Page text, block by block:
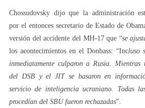
Chossudovsky dijo que la administración
por el entonces secretario de Estado de
versión del accidente del MH-17 que “se
los acontecimientos en el Donbass: “Incluso
inmediatamente culparon a Rusia. Mientras
del DSB y el JIT se basaron en
servicio de inteligencia ucraniano. Todas
procedían del SBU fueron rechazadas”.